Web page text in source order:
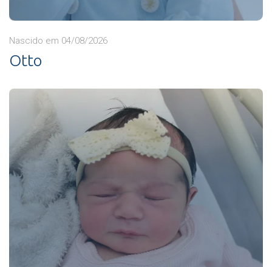
Nascido em 04/08/2026
Otto